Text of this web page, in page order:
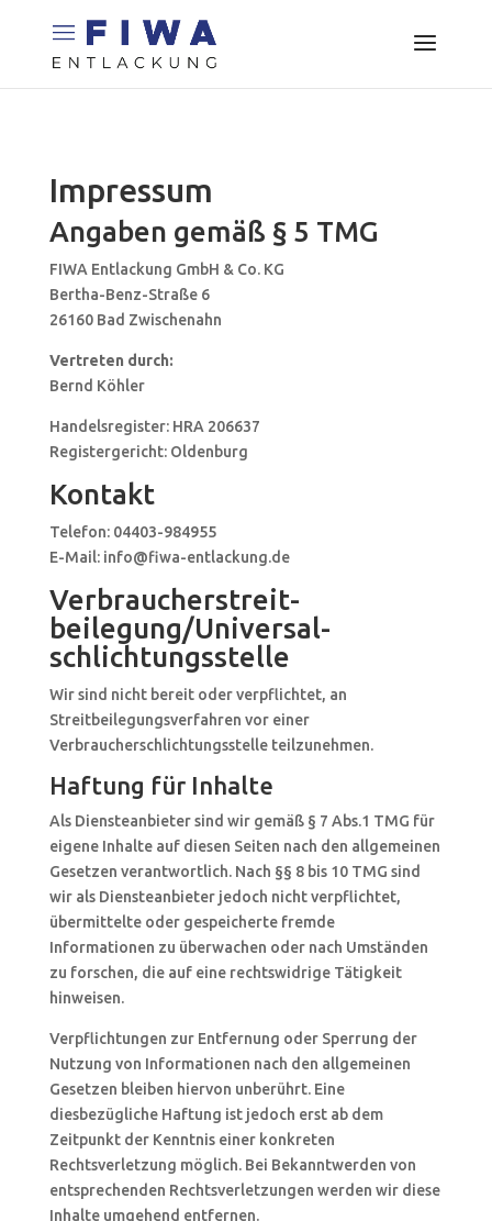
Impressum
Angaben gemäß § 5 TMG
FIWA Entlackung GmbH & Co. KG
Bertha-Benz-Straße 6
26160 Bad Zwischenahn
Vertreten durch:
Bernd Köhler
Handelsregister: HRA 206637
Registergericht: Oldenburg
Kontakt
Telefon: 04403-984955
E-Mail: info@fiwa-entlackung.de
Verbraucher­streit­
beilegung/Universal­
schlichtungs­stelle
Wir sind nicht bereit oder verpflichtet, an
Streitbeilegungsverfahren vor einer
Verbraucherschlichtungsstelle teilzunehmen.
Haftung für Inhalte
Als Diensteanbieter sind wir gemäß § 7 Abs.1 TMG für
eigene Inhalte auf diesen Seiten nach den allgemeinen
Gesetzen verantwortlich. Nach §§ 8 bis 10 TMG sind
wir als Diensteanbieter jedoch nicht verpflichtet,
übermittelte oder gespeicherte fremde
Informationen zu überwachen oder nach Umständen
zu forschen, die auf eine rechtswidrige Tätigkeit
hinweisen.
Verpflichtungen zur Entfernung oder Sperrung der
Nutzung von Informationen nach den allgemeinen
Gesetzen bleiben hiervon unberührt. Eine
diesbezügliche Haftung ist jedoch erst ab dem
Zeitpunkt der Kenntnis einer konkreten
Rechtsverletzung möglich. Bei Bekanntwerden von
entsprechenden Rechtsverletzungen werden wir diese
Inhalte umgehend entfernen.